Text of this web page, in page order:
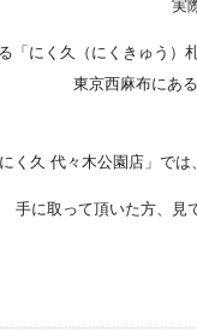
実
「にく久（にくきゅう）
東京西麻布にあ
く久 代々木公園店」で
手に取って頂いた方、見